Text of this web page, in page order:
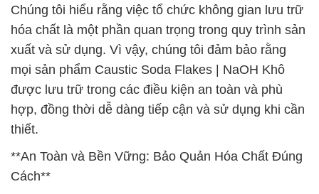
Chúng tôi hiểu rằng việc tổ chức không gian lưu trữ
hóa chất là một phần quan trọng trong quy trình sản
xuất và sử dụng. Vì vậy, chúng tôi đảm bảo rằng
mọi sản phẩm Caustic Soda Flakes | NaOH Khô
được lưu trữ trong các điều kiện an toàn và phù
hợp, đồng thời dễ dàng tiếp cận và sử dụng khi cần
thiết.
**An Toàn và Bền Vững: Bảo Quản Hóa Chất Đúng
Cách**